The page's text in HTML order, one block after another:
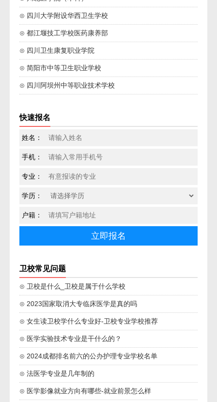
⊙ 四川大学附设华西卫生学校
⊙ 都江堰技工学校医药康养部
⊙ 四川卫生康复职业学院
⊙ 简阳市中等卫生职业学校
⊙ 四川阿坝州中等职业技术学校
快速报名
姓名：
手机：
专业：
学历：
户籍：
卫校常见问题
⊙ 卫校是什么_卫校是属于什么学校
⊙ 2023国家取消大专临床医学是真的吗
⊙ 女生读卫校学什么专业好-卫校专业学校推荐
⊙ 医学实验技术专业是干什么的？
⊙ 2024成都排名前六的公办护理专业学校名单
⊙ 法医学专业是几年制的
⊙ 医学影像就业方向有哪些-就业前景怎么样